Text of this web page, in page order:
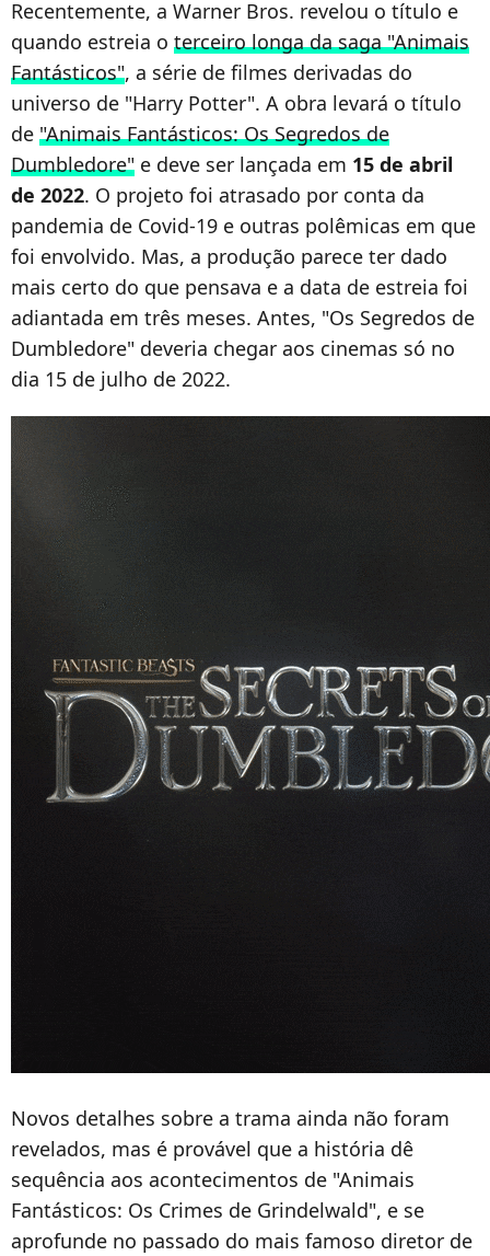
Recentemente, a Warner Bros. revelou o título e
quando estreia o terceiro longa da saga "Animais
Fantásticos", a série de filmes derivadas do
universo de "Harry Potter". A obra levará o título
de "Animais Fantásticos: Os Segredos de
Dumbledore" e deve ser lançada em 15 de abril
de 2022. O projeto foi atrasado por conta da
pandemia de Covid-19 e outras polêmicas em que
foi envolvido. Mas, a produção parece ter dado
mais certo do que pensava e a data de estreia foi
adiantada em três meses. Antes, "Os Segredos de
Dumbledore" deveria chegar aos cinemas só no
dia 15 de julho de 2022.
Novos detalhes sobre a trama ainda não foram
revelados, mas é provável que a história dê
sequência aos acontecimentos de "Animais
Fantásticos: Os Crimes de Grindelwald", e se
aprofunde no passado do mais famoso diretor de